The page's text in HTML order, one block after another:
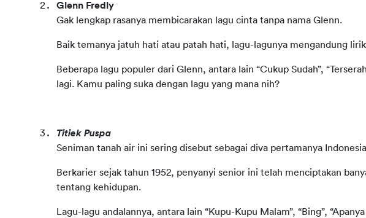
Glenn Fredly
Gak lengkap rasanya membicarakan lagu cinta tanpa nama Glenn.
Baik temanya jatuh hati atau patah hati, lagu-lagunya mengandung
Beberapa lagu populer dari Glenn, antara lain “Cukup Sudah”,
lagi. Kamu paling suka dengan lagu yang mana nih?
Titiek Puspa
Seniman tanah air ini sering disebut sebagai diva pertamanya
Berkarier sejak tahun 1952, penyanyi senior ini telah menciptakan
tentang kehidupan.
Lagu-lagu andalannya, antara lain “Kupu-Kupu Malam”, “Bing”,